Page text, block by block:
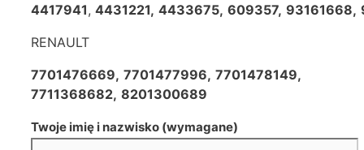
4417941, 4431221, 4433675, 609357, 93161668,
RENAULT
7701476669, 7701477996, 7701478149,
7711368682, 8201300689
Twoje imię i nazwisko (wymagane)